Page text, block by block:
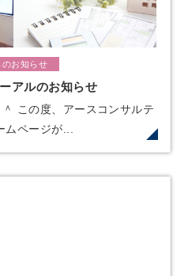
のお知らせ
アルのお知らせ
この度、アースコンサルテ
ムページが...